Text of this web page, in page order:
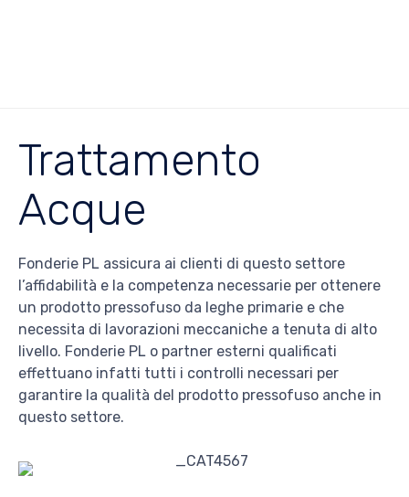
Trattamento
Acque
Fonderie PL assicura ai clienti di questo settore
l’affidabilità e la competenza necessarie per ottenere
un prodotto pressofuso da leghe primarie e che
necessita di lavorazioni meccaniche a tenuta di alto
livello. Fonderie PL o partner esterni qualificati
effettuano infatti tutti i controlli necessari per
garantire la qualità del prodotto pressofuso anche in
questo settore.